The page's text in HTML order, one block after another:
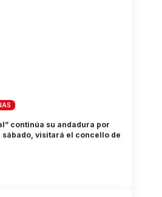
continúa su andadura por
sábado, visitará el concello de